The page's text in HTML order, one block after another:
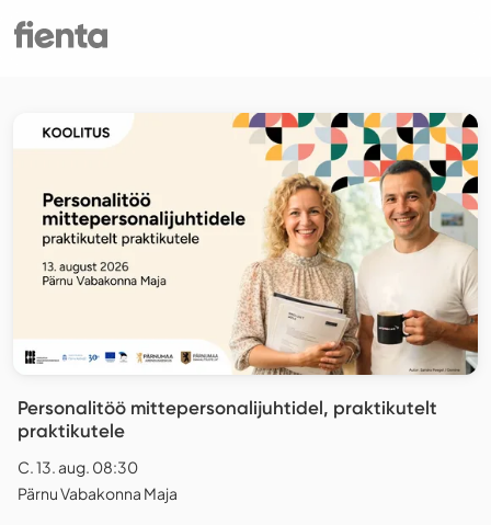
Personalitöö mittepersonalijuhtidel, praktikutelt
praktikutele
C. 13. aug. 08:30
Pärnu Vabakonna Maja